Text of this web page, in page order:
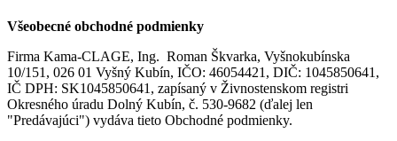
Všeobecné obchodné podmienky
Firma Kama-CLAGE, Ing. Roman Škvarka, Vyšnokubínska
10/151, 026 01 Vyšný Kubín, IČO: 46054421, DIČ: 1045850641,
IČ DPH: SK1045850641, zapísaný v Živnostenskom registri
Okresného úradu Dolný Kubín, č. 530-9682 (ďalej len
"Predávajúci") vydáva tieto Obchodné podmienky.